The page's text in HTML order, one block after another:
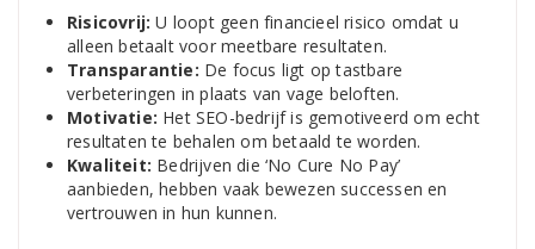
Risicovrij: U loopt geen financieel risico omdat u
alleen betaalt voor meetbare resultaten.
Transparantie: De focus ligt op tastbare
verbeteringen in plaats van vage beloften.
Motivatie: Het SEO-bedrijf is gemotiveerd om echt
resultaten te behalen om betaald te worden.
Kwaliteit: Bedrijven die ‘No Cure No Pay’
aanbieden, hebben vaak bewezen successen en
vertrouwen in hun kunnen.